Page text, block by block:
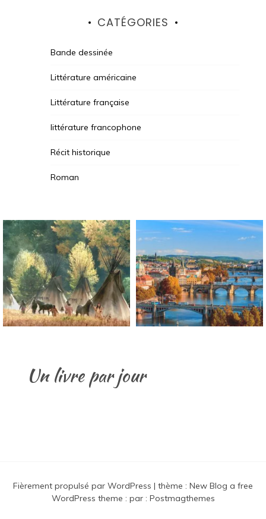
CATÉGORIES
Bande dessinée
Littérature américaine
Littérature française
littérature francophone
Récit historique
Roman
Un livre par jour
Fièrement propulsé par WordPress | thème : New Blog a free
WordPress theme : par : Postmagthemes